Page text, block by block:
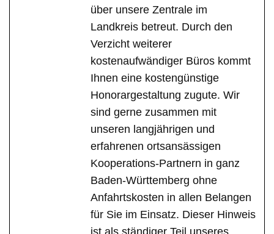
über unsere Zentrale im
Landkreis betreut. Durch den
Verzicht weiterer
kostenaufwändiger Büros kommt
Ihnen eine kostengünstige
Honorargestaltung zugute. Wir
sind gerne zusammen mit
unseren langjährigen und
erfahrenen ortsansässigen
Kooperations-Partnern in ganz
Baden-Württemberg ohne
Anfahrtskosten in allen Belangen
für Sie im Einsatz. Dieser Hinweis